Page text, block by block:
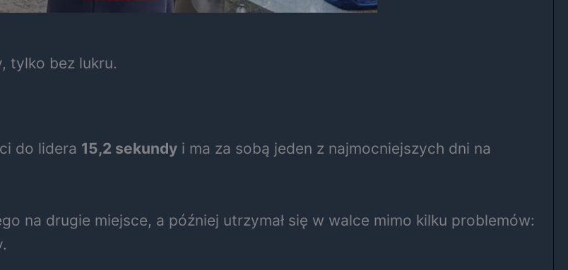
tylko bez lukru.
do lidera 15,2 sekundy i ma za sobą jeden z najmocniejszych dni na
na drugie miejsce, a później utrzymał się w walce mimo kilku problemów: